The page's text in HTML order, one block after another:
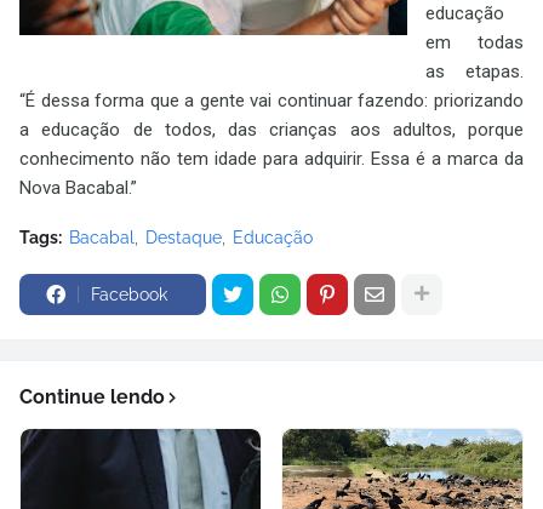
educação
em todas
as etapas.
“É dessa forma que a gente vai continuar fazendo: priorizando
a educação de todos, das crianças aos adultos, porque
conhecimento não tem idade para adquirir. Essa é a marca da
Nova Bacabal.”
Tags: Bacabal Destaque Educação
Facebook
Continue lendo